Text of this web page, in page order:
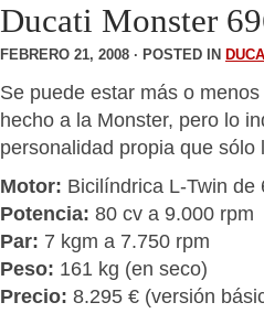
Ducati Monster
FEBRERO 21, 2008 · POSTED IN
Se puede estar más o
hecho a la Monster, pero lo
personalidad propia que
Motor: Bicilíndrica L-Twin de
Potencia: 80 cv a 9.000 rpm
Par: 7 kgm a 7.750 rpm
Peso: 161 kg (en seco)
Precio: 8.295 € (versión